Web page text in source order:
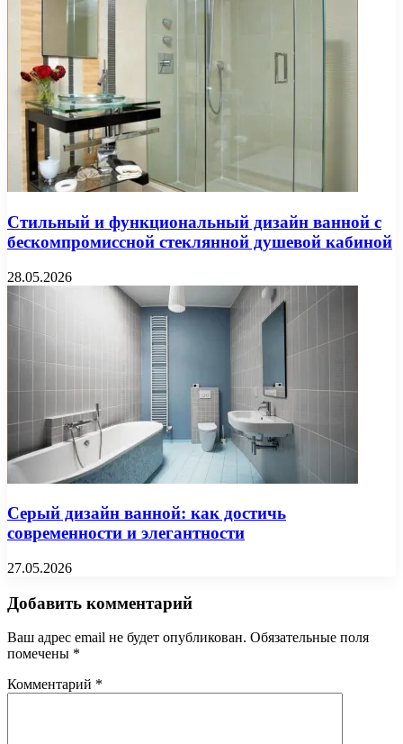
Стильный и функциональный дизайн ванной с
бескомпромиссной стеклянной душевой кабиной
28.05.2026
Серый дизайн ванной: как достичь
современности и элегантности
27.05.2026
Добавить комментарий
Ваш адрес email не будет опубликован. Обязательные поля
помечены *
Комментарий *